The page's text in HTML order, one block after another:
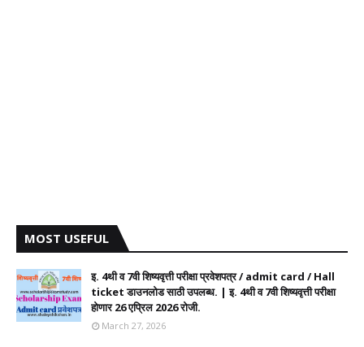
MOST USEFUL
इ. 4थी व 7वी शिष्यवृत्ती परीक्षा प्रवेशपत्र / admit card / Hall
ticket डाउनलोड साठी उपलब्ध. | इ. 4थी व 7वी शिष्यवृत्ती परीक्षा
होणार 26 एप्रिल 2026 रोजी.
March 27, 2026